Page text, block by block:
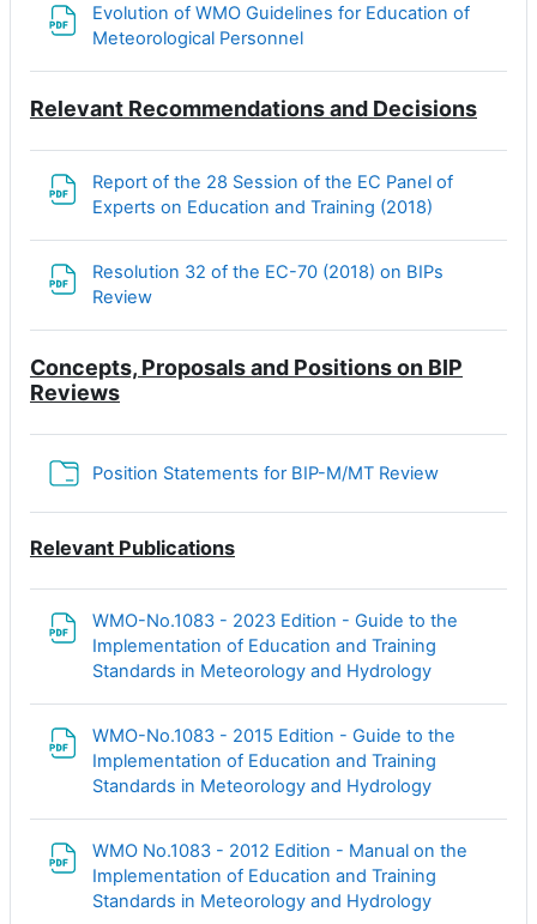
Evolution of WMO Guidelines for Education of
Meteorological Personnel
Relevant Recommendations and Decisions
Report of the 28 Session of the EC Panel of
Experts on Education and Training (2018)
Resolution 32 of the EC-70 (2018) on BIPs
Review
Concepts, Proposals and Positions on BIP
Reviews
Position Statements for BIP-M/MT ReviewПапка
Relevant Publications
WMO-No.1083 - 2023 Edition - Guide to the
Implementation of Education and Training
Standards in Meteorology and Hydrology
WMO-No.1083 - 2015 Edition - Guide to the
Implementation of Education and Training
Standards in Meteorology and Hydrology
WMO No.1083 - 2012 Edition - Manual on the
Implementation of Education and Training
Standards in Meteorology and Hydrology